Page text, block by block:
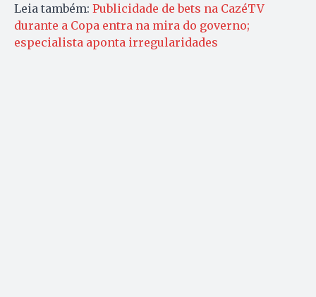
Leia também: Publicidade de bets na CazéTV
durante a Copa entra na mira do governo;
especialista aponta irregularidades